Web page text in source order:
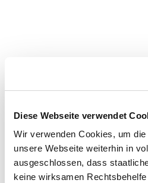
Diese Webseite verwendet
Wir verwenden Cookies, um
unsere Webseite weiterhin in
ausgeschlossen, dass
keine wirksamen
Wienerwald Tourismus GmbH
office@wienerwald.info
Prospekte bestellen